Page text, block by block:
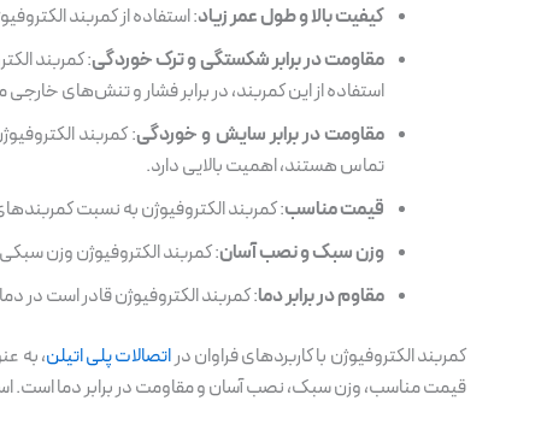
کیفیت بالا و طول عمر زیاد: استفاده از کمربند
مقاومت در برابر شکستگی و ترک خوردگی: کمربند
استفاده از این کمربند، در برابر فشار و تنش‌های خارجی
مقاومت در برابر سایش و خوردگی: کمربند
تماس هستند، اهمیت بالایی دارد.
قیمت مناسب: کمربند الکتروفیوژن به نسبت
وزن سبک و نصب آسان: کمربند الکتروفیوژن وزن
مقاوم در برابر دما: کمربند الکتروفیوژن قادر است
کمربند الکتروفیوژن با کاربردهای فراوان در اتصالات پلی اتیلن، به
قیمت مناسب، وزن سبک، نصب آسان و مقاومت در برابر دما است.